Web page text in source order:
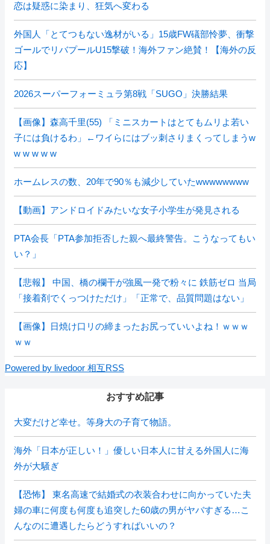
恋は疑惑に染まり、狂気へ変わる
外国人「とてつもない逸材がいる」15歳FW礒部怜夢、衝撃
ゴールでリバプールU15撃破！海外ファン絶賛！【海外の反
応】
2026スーパーフォーミュラ第8戦「SUGO」決勝結果
【画像】森高千里(55) 「ミニスカートはとてもムリよ若い
子には負けるわ」←ワイらにはブッ刺さりまくってしまうw
w w w w w
ホームレスの数、20年で90％も減少していたwwwwwwww
【動画】アンドロイドみたいな女子小学生が発見される
PTA会長「PTA参加拒否した親へ最終警告。こうなってもい
い？」
【悲報】 中国、橋の欄干が強風一発で粉々に 鉄筋ゼロ 当局
「接着剤でくっつけただけ」「正常で、品質問題はない」
【画像】日焼け口リの締まったお尻っていいよね！ｗｗｗ
ｗｗ
Powered by livedoor 相互RSS
おすすめ記事
大変だけど幸せ。等身大の子育て物語。
海外「日本が正しい！」優しい日本人に甘える外国人に海
外が大騒ぎ
【恐怖】 東名高速で結婚式の衣装合わせに向かっていた夫
婦の車に何度も何度も追突した60歳の男がヤバすぎる…こ
んなのに遭遇したらどうすればいいの？